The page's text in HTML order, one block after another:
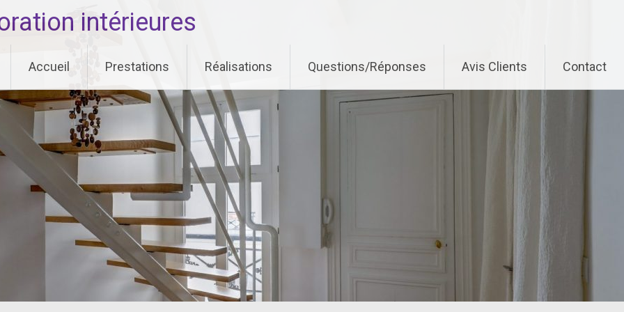
intérieures
Accueil Prestations Réalisations Questions/Réponses Avis Clients Contact